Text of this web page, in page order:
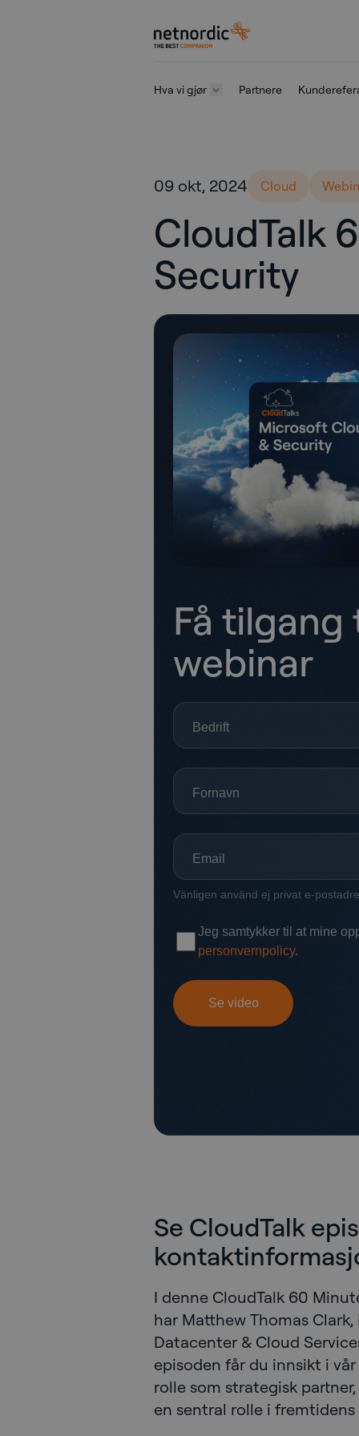
Gå til innhold
NetNordic Norway
Hva vi gjør Partnere
09 okt, 2024 Cloud
CloudTalk
Security
Få tilgang
webinar
Se CloudTalk
I denne CloudTalk 60
har Matthew Thomas
Datacenter & Cloud
episoden får du innsikt i
rolle som strategisk
en sentral rolle i fremtidens